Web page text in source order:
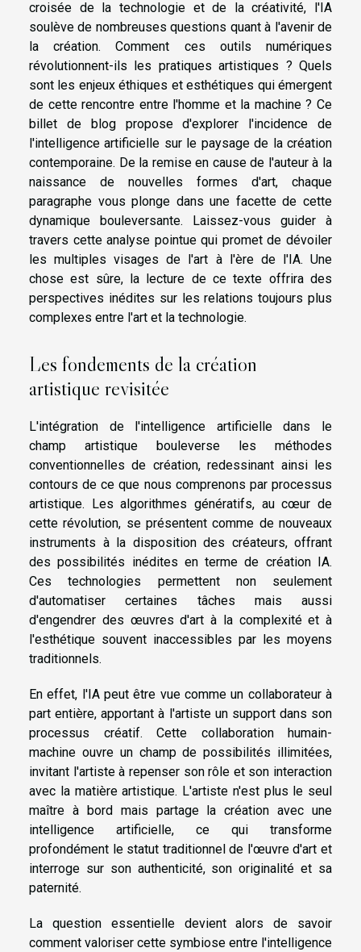
croisée de la technologie et de la créativité, l'IA
soulève de nombreuses questions quant à l'avenir de
la création. Comment ces outils numériques
révolutionnent-ils les pratiques artistiques ? Quels
sont les enjeux éthiques et esthétiques qui émergent
de cette rencontre entre l'homme et la machine ? Ce
billet de blog propose d'explorer l'incidence de
l'intelligence artificielle sur le paysage de la création
contemporaine. De la remise en cause de l'auteur à la
naissance de nouvelles formes d'art, chaque
paragraphe vous plonge dans une facette de cette
dynamique bouleversante. Laissez-vous guider à
travers cette analyse pointue qui promet de dévoiler
les multiples visages de l'art à l'ère de l'IA. Une
chose est sûre, la lecture de ce texte offrira des
perspectives inédites sur les relations toujours plus
complexes entre l'art et la technologie.
Les fondements de la création
artistique revisitée
L'intégration de l'intelligence artificielle dans le
champ artistique bouleverse les méthodes
conventionnelles de création, redessinant ainsi les
contours de ce que nous comprenons par processus
artistique. Les algorithmes génératifs, au cœur de
cette révolution, se présentent comme de nouveaux
instruments à la disposition des créateurs, offrant
des possibilités inédites en terme de création IA.
Ces technologies permettent non seulement
d'automatiser certaines tâches mais aussi
d'engendrer des œuvres d'art à la complexité et à
l'esthétique souvent inaccessibles par les moyens
traditionnels.
En effet, l'IA peut être vue comme un collaborateur à
part entière, apportant à l'artiste un support dans son
processus créatif. Cette collaboration humain-
machine ouvre un champ de possibilités illimitées,
invitant l'artiste à repenser son rôle et son interaction
avec la matière artistique. L'artiste n'est plus le seul
maître à bord mais partage la création avec une
intelligence artificielle, ce qui transforme
profondément le statut traditionnel de l'œuvre d'art et
interroge sur son authenticité, son originalité et sa
paternité.
La question essentielle devient alors de savoir
comment valoriser cette symbiose entre l'intelligence